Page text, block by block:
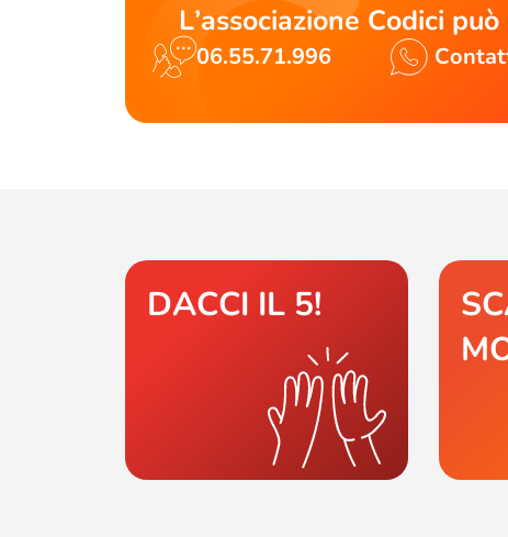
L’associazione Codici
06.55.71.996
DACCI IL 5!